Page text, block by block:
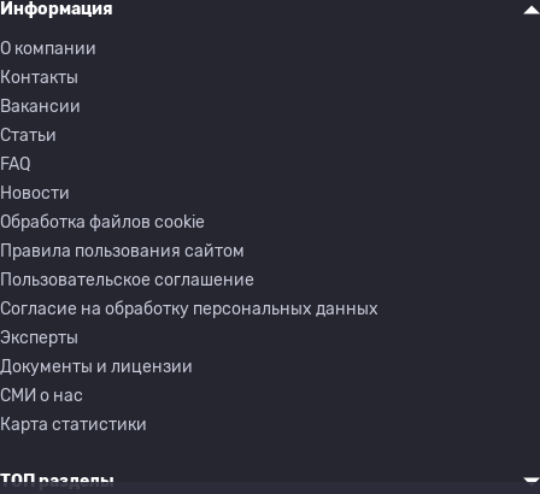
Информация
О компании
Контакты
Вакансии
Статьи
FAQ
Новости
Обработка файлов cookie
Правила пользования сайтом
Пользовательское соглашение
Согласие на обработку персональных данных
Эксперты
Документы и лицензии
СМИ о нас
Карта статистики
ТОП разделы